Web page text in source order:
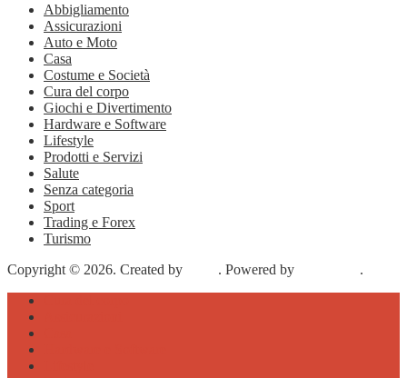
Abbigliamento
Assicurazioni
Auto e Moto
Casa
Costume e Società
Cura del corpo
Giochi e Divertimento
Hardware e Software
Lifestyle
Prodotti e Servizi
Salute
Senza categoria
Sport
Trading e Forex
Turismo
Copyright © 2026. Created by
. Powered by
.